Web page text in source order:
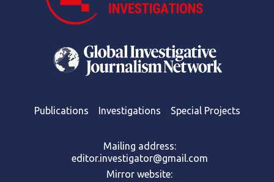
Publications Investigations Special Projects
Mailing address:
editor.investigator@gmail.com
Mirror website: